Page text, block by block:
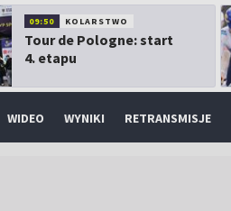
09:50 KOLARSTWO
Tour de Pologne: start
4. etapu
WIDEO WYNIKI RETRANSMISJE